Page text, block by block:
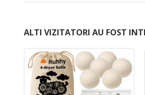
ALTI VIZITATORI AU FOST